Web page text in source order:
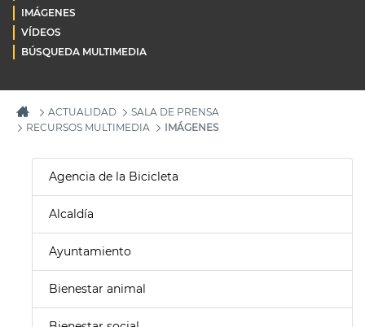
IMÁGENES
VÍDEOS
BÚSQUEDA MULTIMEDIA
ACTUALIDAD
SALA DE PRENSA
RECURSOS MULTIMEDIA
IMÁGENES
Agencia de la Bicicleta
Alcaldía
Ayuntamiento
Bienestar animal